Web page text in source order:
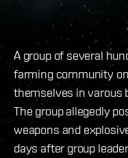
A group of several
farming community
themselves in varous
The group allegedly
weapons and
days after group